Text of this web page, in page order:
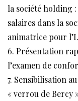
la société holding
salaires dans la
animatrice pour
6. Présentation
l’examen de
7. Sensibilisation
« verrou de Bercy